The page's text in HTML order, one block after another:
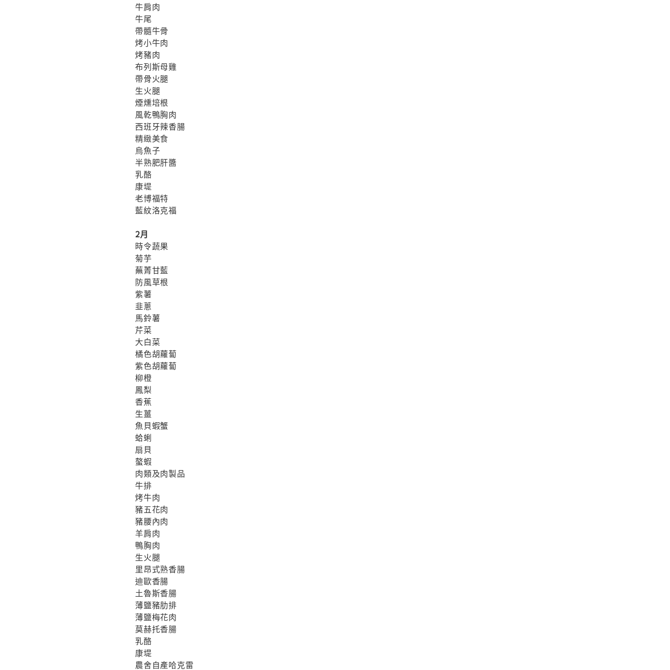
牛肩肉
牛尾
帶髓牛骨
烤小牛肉
烤豬肉
布列斯母雞
帶骨火腿
生火腿
煙燻培根
風乾鴨胸肉
西班牙辣香腸
精緻美食
烏魚子
半熟肥肝醬
乳酪
康堤
老博福特
藍紋洛克福
2月
時令蔬果
菊芋
蕪菁甘藍
防風草根
紫薯
韭蔥
馬鈴薯
芹菜
大白菜
橘色胡蘿蔔
紫色胡蘿蔔
柳橙
鳳梨
香蕉
生薑
魚貝蝦蟹
蛤蜊
扇貝
螯蝦
肉類及肉製品
牛排
烤牛肉
豬五花肉
豬腰內肉
羊肩肉
鴨胸肉
生火腿
里昂式熟香腸
迪歐香腸
土魯斯香腸
薄鹽豬肋排
薄鹽梅花肉
莫赫托香腸
乳酪
康堤
農舍自產哈克雷